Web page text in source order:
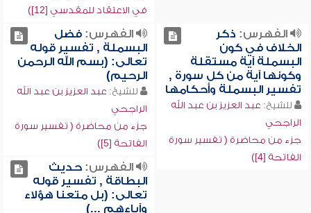
في الاعتقاد للمقدسي [12])
الفهرس: ذكر
الخلاف في كون
البسملة آية مستقلة
وكونها آية من كل سورة ,
تفسير البسملة وأحكامها
للشيخ: عبد العزيز بن عبد الله
الراجحي
جزء من محاضرة ( تفسير سورة
الفاتحة [4])
الفهرس:فضل
البسملة , تفسير قوله
تعالى: (بسم الله الرحمن
الرحيم)
للشيخ: عبد العزيز بن عبد الله
الراجحي
جزء من محاضرة ( تفسير سورة
الفاتحة [5])
الفهرس:حديث
البطاقة , تفسير قوله
تعالى: (بل متعنا هؤلاء
وآباءهم ...)